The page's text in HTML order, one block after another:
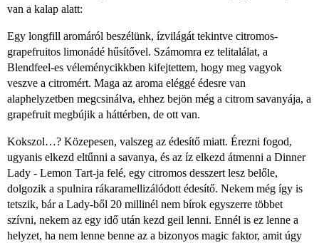
van a kalap alatt:
Egy longfill aromáról beszélünk, ízvilágát tekintve citromos-
grapefruitos limonádé hűsítővel. Számomra ez telitalálat, a
Blendfeel-es véleménycikkben kifejtettem, hogy meg vagyok
veszve a citromért. Maga az aroma eléggé édesre van
alaphelyzetben megcsinálva, ehhez bejön még a citrom savanyája, a
grapefruit megbújik a háttérben, de ott van.
Kokszol…? Közepesen, valszeg az édesítő miatt. Érezni fogod,
ugyanis elkezd eltűnni a savanya, és az íz elkezd átmenni a Dinner
Lady - Lemon Tart-ja felé, egy citromos desszert lesz belőle,
dolgozik a spulnira rákaramellizálódott édesítő. Nekem még így is
tetszik, bár a Lady-ből 20 millinél nem bírok egyszerre többet
szívni, nekem az egy idő után kezd geil lenni. Ennél is ez lenne a
helyzet, ha nem lenne benne az a bizonyos magic faktor, amit úgy